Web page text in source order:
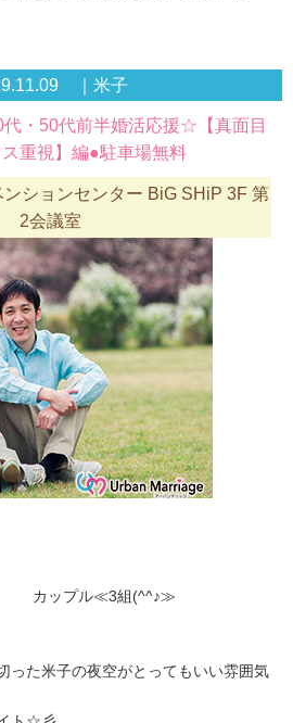
｜米子
・50代前半婚活応援☆【真面目
重視】編●駐車場無料
ションセンター BiG SHiP 3F 第
2会議室
プル≪3組(^^♪≫
った米子の夜空がとってもいい雰囲気